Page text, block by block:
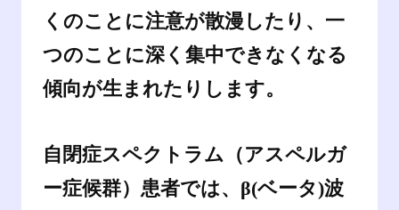
くのことに注意が散漫したり、一
つのことに深く集中できなくなる
傾向が生まれたりします。
自閉症スペクトラム（アスペルガ
ー症候群）患者では、β(ベータ)波